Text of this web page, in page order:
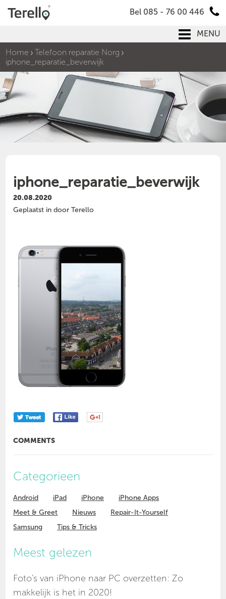
Bel 085 - 76 00 446
MENU
Home
Telefoon reparatie Norg
iphone_reparatie_beverwijk
iphone_reparatie_beverwijk
20.08.2020
Geplaatst in door Terello
COMMENTS
Categorieen
Android iPad iPhone
iPhone Apps
Meet & Greet
Nieuws
Repair-It-Yourself
Samsung
Tips & Tricks
Meest gelezen
Foto's van iPhone naar PC overzetten: Zo
makkelijk is het in 2020!